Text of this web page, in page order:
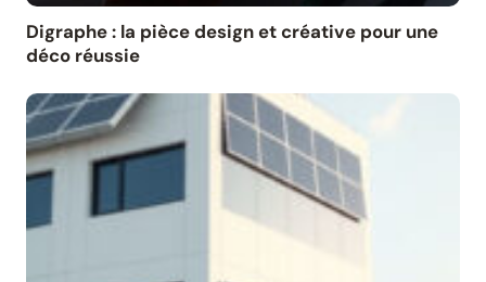
Digraphe : la pièce design et créative pour une
déco réussie